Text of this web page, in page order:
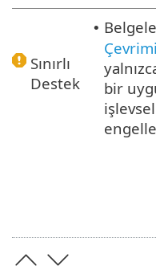
Sınırlı
Destek
•
bir